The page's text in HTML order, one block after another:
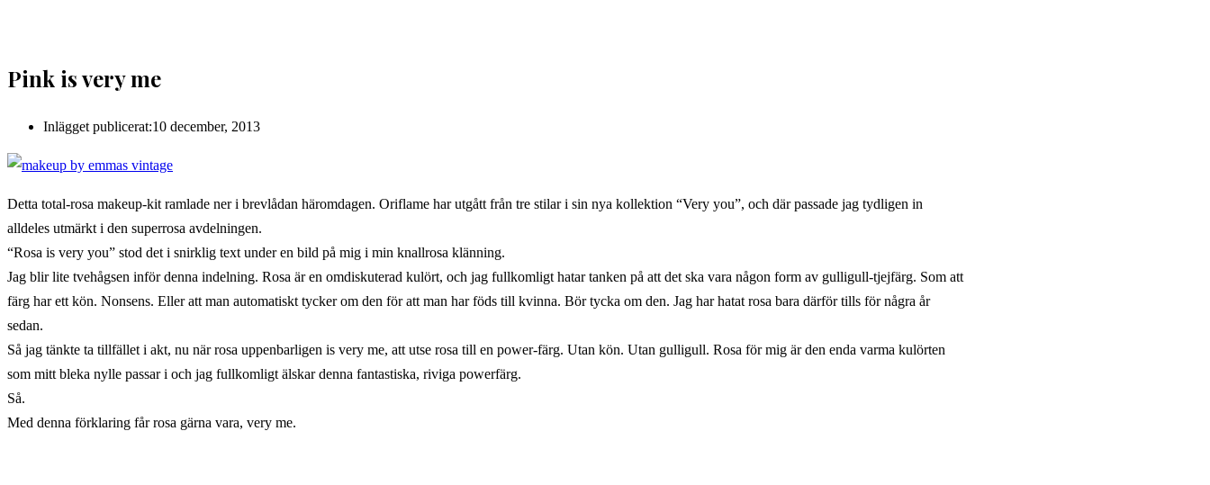
Pink is very me
Inlägget publicerat:10 december, 2013
Detta total-rosa makeup-kit ramlade ner i brevlådan häromdagen. Oriflame har utgått från tre stilar i sin nya kollektion “Very you”, och där passade jag tydligen in
alldeles utmärkt i den superrosa avdelningen.
“Rosa is very you” stod det i snirklig text under en bild på mig i min knallrosa klänning.
Jag blir lite tvehågsen inför denna indelning. Rosa är en omdiskuterad kulört, och jag fullkomligt hatar tanken på att det ska vara någon form av gulligull-tjejfärg. Som att
färg har ett kön. Nonsens. Eller att man automatiskt tycker om den för att man har föds till kvinna. Bör tycka om den. Jag har hatat rosa bara därför tills för några år
sedan.
Så jag tänkte ta tillfället i akt, nu när rosa uppenbarligen is very me, att utse rosa till en power-färg. Utan kön. Utan gulligull. Rosa för mig är den enda varma kulörten
som mitt bleka nylle passar i och jag fullkomligt älskar denna fantastiska, riviga powerfärg.
Så.
Med denna förklaring får rosa gärna vara, very me.